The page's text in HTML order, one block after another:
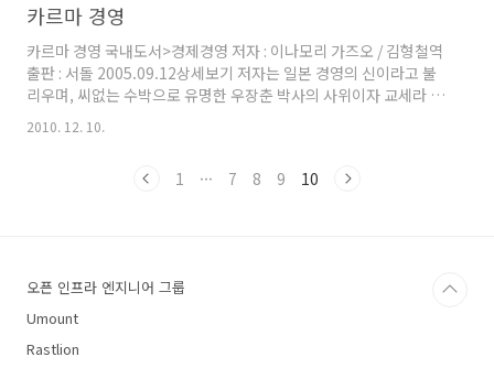
CERT(Computer Eme..
라고 생각되었다. GE코리아 회장 출신이자 현재 인천국제공항공사
사장인 이채욱 회장의 경험담을 엮은 책이기에 지방대 출신의 그가
성공을 하기 위한 과정과 그 결실과 노력이 잘 나타나 있는 듯했다.
난 이책을 읽으면서 사회 생활을 오래한 선배가 후배를 위한 조언,
충고라고 느껴졌다. 누구나 사회에 첫 걸음을 내딛..
카르마 경영
카르마 경영 국내도서>경제경영 저자 : 이나모리 가즈오 / 김형철역
출판 : 서돌 2005.09.12상세보기 저자는 일본 경영의 신이라고 불
리우며, 씨없는 수박으로 유명한 우장춘 박사의 사위이자 교세라 그
룹을 창업한 경영인이었으나 은퇴후엔 불가에 입문했다. 처음 책 제
목을 봤을 땐, 경영학에 관한 이야기를 쓴 책으로 알고 딱딱한 내용
생, 마인드 컨트롤에 관한 내용이었다. 아무래도 저자가 불가에 입
2010. 12. 10.
1 ··· 7 8 9 10
오픈 인프라 엔지니어 그룹
Umount
Rastlion